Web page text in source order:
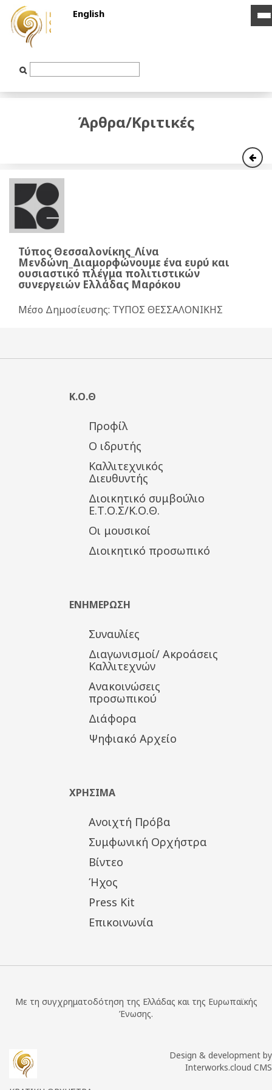
English
Input
Άρθρα/Κριτικές
Τύπος Θεσσαλονίκης_Λίνα
Μενδώνη_Διαμορφώνουμε ένα ευρύ και
ουσιαστικό πλέγμα πολιτιστικών
συνεργειών Ελλάδας Μαρόκου
Μέσο Δημοσίευσης: ΤΥΠΟΣ ΘΕΣΣΑΛΟΝΙΚΗΣ
Κ.Ο.Θ
Προφίλ
Ο ιδρυτής
Καλλιτεχνικός
Διευθυντής
Διοικητικό συμβούλιο
Ε.Τ.Ο.Σ/Κ.Ο.Θ.
Οι μουσικοί
Διοικητικό προσωπικό
ΕΝΗΜΕΡΩΣΗ
Συναυλίες
Διαγωνισμοί/ Ακροάσεις
Καλλιτεχνών
Ανακοινώσεις
προσωπικού
Διάφορα
Ψηφιακό Αρχείο
ΧΡΗΣΙΜΑ
Ανοιχτή Πρόβα
Συμφωνική Ορχήστρα
Βίντεο
Ήχος
Press Kit
Επικοινωνία
Με τη συγχρηματοδότηση της Ελλάδας και της Ευρωπαϊκής
Ένωσης.
Design & development by
Interworks.cloud CMS